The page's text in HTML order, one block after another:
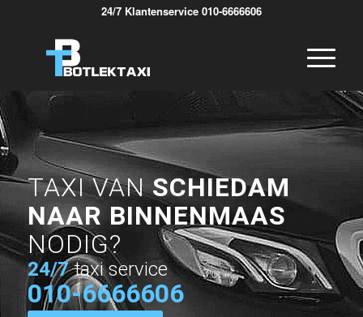
24/7 Klantenservice 010-6666606
TAXI VANSCHIEDAM
NAAR BINNENMAAS
NODIG?
24/7 taxi service
010-6666606